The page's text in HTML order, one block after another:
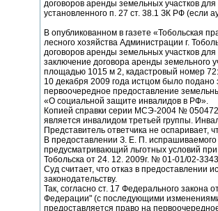
договоров аренды земельных участков
установленного п. 27 ст. 38.1 ЗК РФ (если
В опубликованном в газете «Тобольская
лесного хозяйства Администрации г.
договоров аренды земельных участков
заключение договора аренды земельного
площадью 1015 м 2, кадастровый номер
10 декабря 2009 года истцом было подано
первоочередное предоставление
«О социальной защите инвалидов в РФ».
Копией справки серии МСЭ-2004 №
является инвалидом третьей группы.
Представитель ответчика не оспаривает,
В предоставлении З. Е. П.
предусматривающий льготных условий
Тобольска от 24. 12. 2009г. № 01-01/02-
Суд считает, что отказ в предоставлении
законодательству.
Так, согласно ст. 17 Федерального закона
Федерации" (с последующими
предоставляется право на